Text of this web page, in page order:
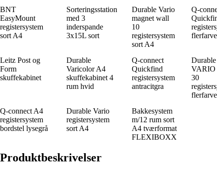
BNT
EasyMount
registersystem
sort A4
Sorteringsstation
med 3
inderspande
3x15L sort
Durable Vario
magnet wall
10
registersystem
sort A4
Q-
Leitz Post og
Form
skuffekabinet
Durable
Varicolor A4
skuffekabinet 4
rum hvid
Q-connect
Quickfind
registersystem
antracitgra
Durable
VARIO
30
Q-connect A4
registersystem
bordstel lysegrå
Durable Vario
registersystem
sort A4
Bakkesystem
m/12 rum sort
A4 tværformat
FLEXIBOXX
Produktbeskrivelser